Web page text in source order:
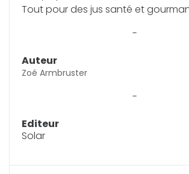
Tout pour des jus santé et
-
Auteur
Zoé Armbruster
-
Editeur
Solar